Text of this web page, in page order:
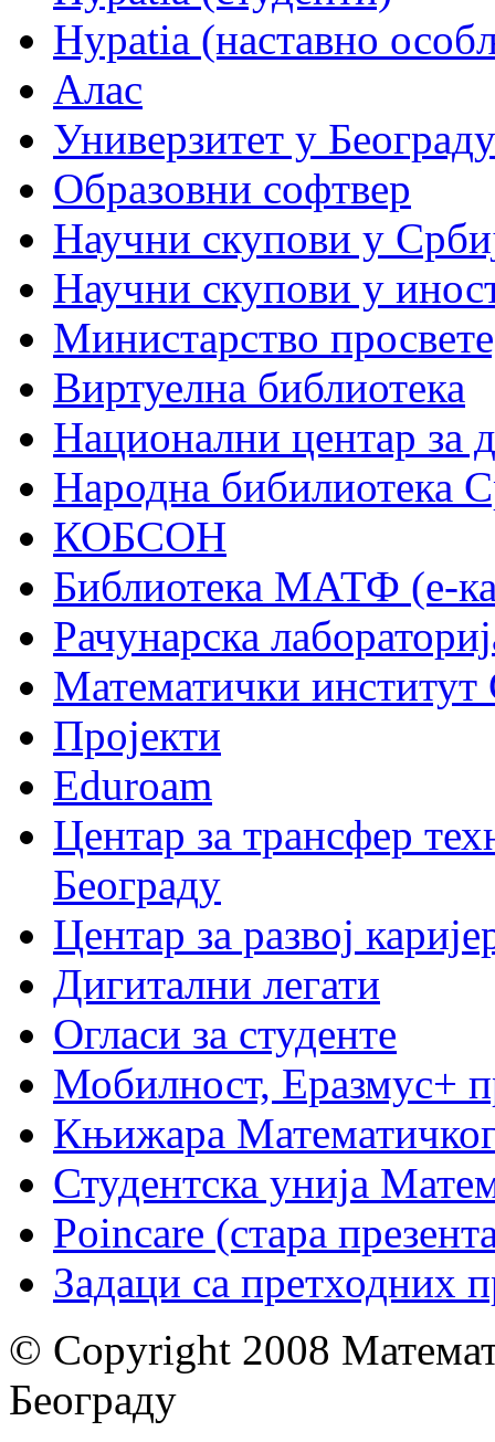
Hypatia (наставно
Алас
Универзитет у Београду
Образовни софтвер
Научни скупови у
Научни скупови у
Министарство
Виртуелна библиотека
Национални центар за
Народна бибилиотека
КОБСОН
Библиотека МАТФ (е-
Рачунарска
Математички
Пројекти
Eduroam
Центар за трансфер
Београду
Центар за развој
Дигитални легати
Огласи за студенте
Мобилност, Еразмус+
Књижара
Студентска унија
Poincare (стара
Задаци са претходних
© Copyright 2008
Београду